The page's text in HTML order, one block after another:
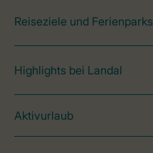
Reiseziele und Ferienparks
Highlights bei Landal
Aktivurlaub